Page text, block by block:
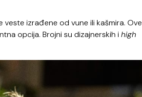
veste izrađene od vune ili kašmira. Ove
opcija. Brojni su dizajnerskih i high